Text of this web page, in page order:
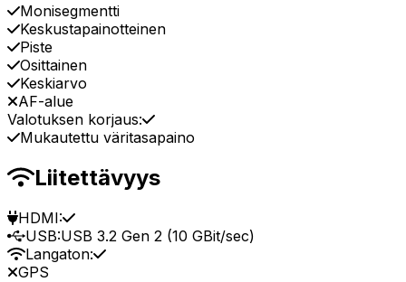
Monisegmentti
Keskustapainotteinen
Piste
Osittainen
Keskiarvo
AF-alue
Valotuksen korjaus:
Mukautettu väritasapaino
Liitettävyys
HDMI:
USB:USB 3.2 Gen 2 (10 GBit/sec)
Langaton:
GPS